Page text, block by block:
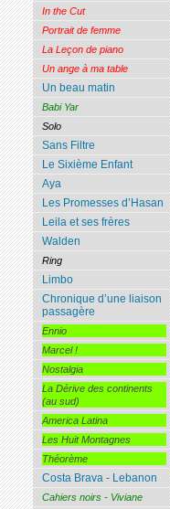
In the Cut
Portrait de femme
La Leçon de piano
Un ange à ma table
Un beau matin
Babi Yar
Solo
Sans Filtre
Le Sixième Enfant
Aya
Les Promesses d’Hasan
Leila et ses frères
Walden
Ring
Limbo
Chronique d’une liaison
passagère
Ennio
Marcel !
Nostalgia
La Dérive des continents
(au sud)
America Latina
Les Huit Montagnes
Théorème
Costa Brava - Lebanon
Cahiers noirs - Viviane